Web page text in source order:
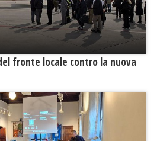
fronte locale contro la nuova